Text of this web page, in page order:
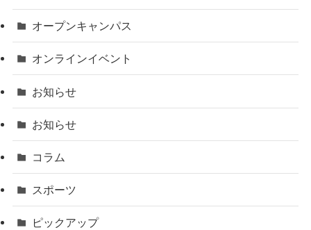
オープンキャンパス
オンラインイベント
お知らせ
お知らせ
コラム
スポーツ
ピックアップ